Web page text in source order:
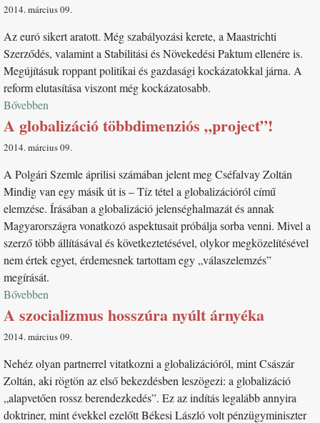
2014. március 09
Az euró sikert aratott. Még szabályozási kerete, a Maastrichti
Szerződés, valamint a Stabilitási és Növekedési Paktum ellenére is.
Megújításuk roppant politikai és gazdasági kockázatokkal járna. A
reform elutasítása viszont még kockázatosabb.
Bővebben
A globalizáció többdimenziós „project”!
2014. március 09
A Polgári Szemle áprilisi számában jelent meg Cséfalvay Zoltán
Mindig van egy másik út is – Tíz tétel a globalizációról című
elemzése. Írásában a globalizáció jelenséghalmazát és annak
Magyarországra vonatkozó aspektusait próbálja sorba venni. Mivel a
szerző több állításával és következtetésével, olykor megközelítésével
nem értek egyet, érdemesnek tartottam egy „válaszelemzés”
megírását.
Bővebben
A szocializmus hosszúra nyúlt árnyéka
2014. március 09
Nehéz olyan partnerrel vitatkozni a globalizációról, mint Császár
Zoltán, aki rögtön az első bekezdésben leszögezi: a globalizáció
„alapvetően rossz berendezkedés”. Ez az indítás legalább annyira
doktriner, mint évekkel ezelőtt Békesi László volt pénzügyminiszter